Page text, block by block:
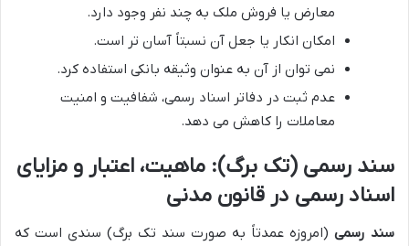
معارض یا فروش ملک به چند نفر وجود دارد.
امکان انکار یا جعل آن نسبتاً آسان تر است.
نمی توان از آن به عنوان وثیقه بانکی استفاده کرد.
عدم ثبت در دفاتر اسناد رسمی، شفافیت و امنیت
معاملات را کاهش می دهد.
سند رسمی (تک برگ): ماهیت، اعتبار و مزایای
اسناد رسمی در قانون مدنی
سند رسمی (امروزه عمدتاً به صورت سند تک برگ) سندی است که